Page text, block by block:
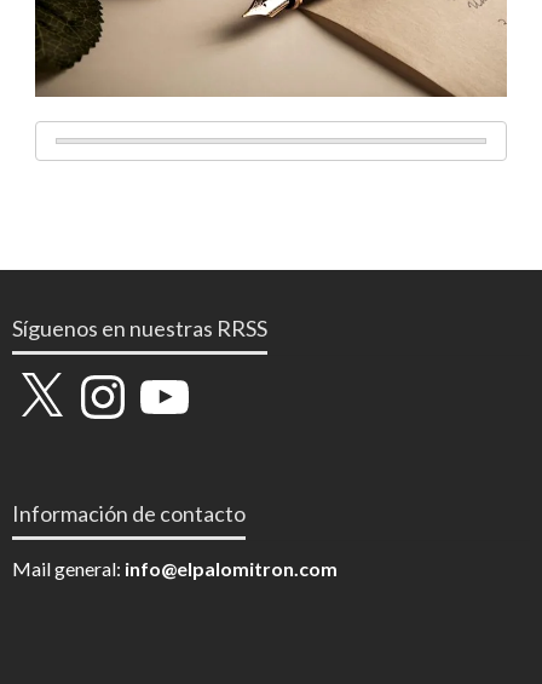
Síguenos en nuestras RRSS
X InstagramYouTube
Información de contacto
Mail general: info@elpalomitron.com